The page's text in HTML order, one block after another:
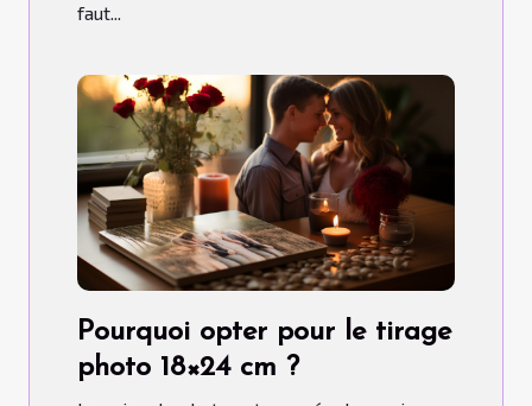
faut...
Pourquoi opter pour le tirage
photo 18×24 cm ?